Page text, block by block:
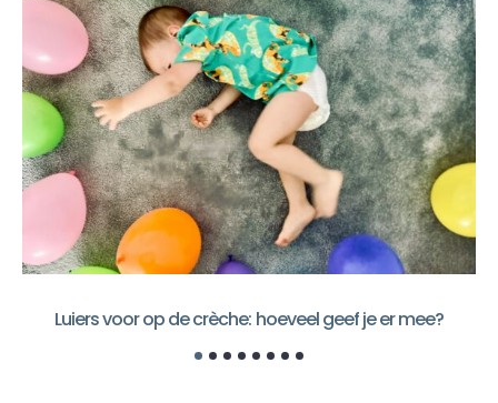
Luiers voor op de crèche: hoeveel geef je er mee?